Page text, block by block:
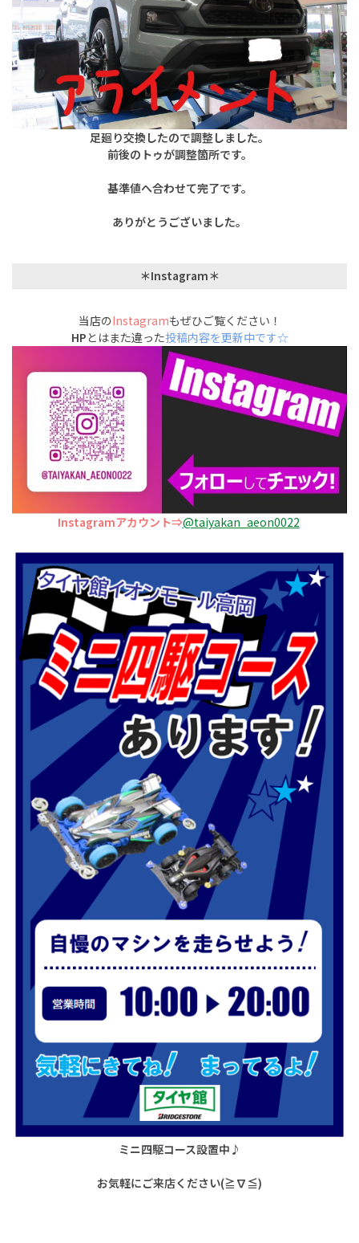
足廻り交換したので調整しました。
前後のトゥが調整箇所です。
基準値へ合わせて完了です。
ありがとうございました。
＊Instagram＊
当店のInstagramもぜひご覧ください！
HP とはまた違った投稿内容を更新中です☆
Instagramアカウント⇒@taiyakan_aeon0022
ミニ四駆コース設置中♪
お気軽にご来店ください(≧∇≦)